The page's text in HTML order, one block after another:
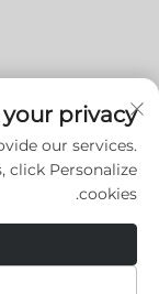
حقوق النشر © 2024 شنتشن لانجي تك كو., لتد. جميع الحقوق محفوظة.
privacy
our services.
click Personalize
cookies.